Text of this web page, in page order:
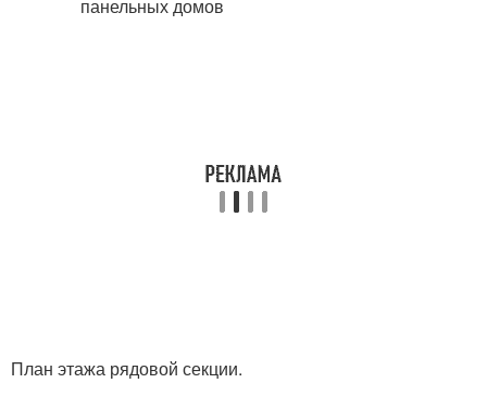
План этажа рядовой секции.